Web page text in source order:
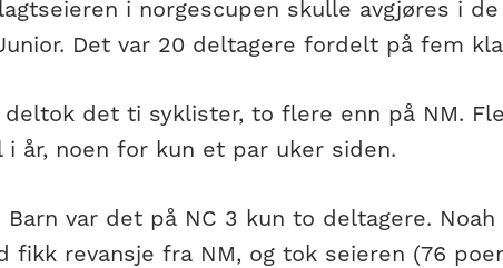
i norgescupen skulle avgjøres i
Det var 20 deltagere fordelt på fem
deltok det ti syklister, to flere enn på NM.
i år, noen for kun et par uker siden.
Barn var det på NC 3 kun to deltagere. Noah
fikk revansje fra NM, og tok seieren (76